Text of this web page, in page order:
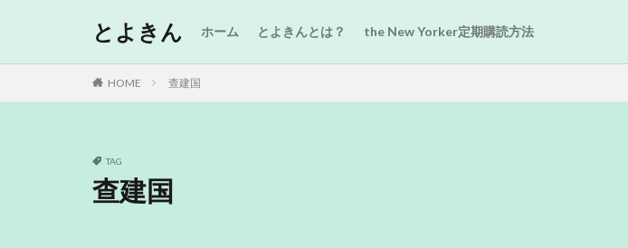
とよきん ホーム とよきんとは？ the New Yorker定期購読方法
HOME 查建国
TAG
查建国